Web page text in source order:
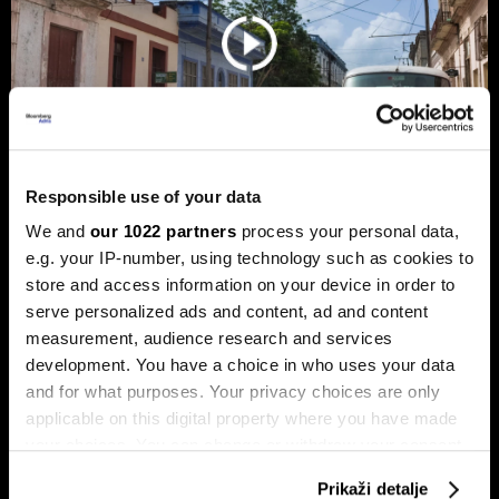
Responsible use of your data
We and our 1022 partners process your personal data,
e.g. your IP-number, using technology such as cookies to
store and access information on your device in order to
serve personalized ads and content, ad and content
measurement, audience research and services
development. You have a choice in who uses your data
and for what purposes. Your privacy choices are only
applicable on this digital property where you have made
Prikaži detalje
Trump protiv Castra: Meta postaje
milijardersko turističko carstvo
porodice Castro
Sukob oko Kube je sukob oko tri četvrtine ekonomije pod
okriljem koncerna Gaesa.